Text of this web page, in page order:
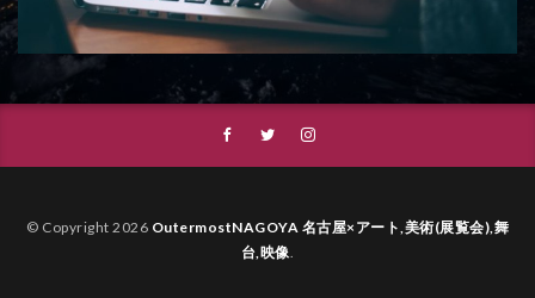
© Copyright 2026 OutermostNAGOYA 名古屋×アート,美術(展覧会),舞
台,映像.